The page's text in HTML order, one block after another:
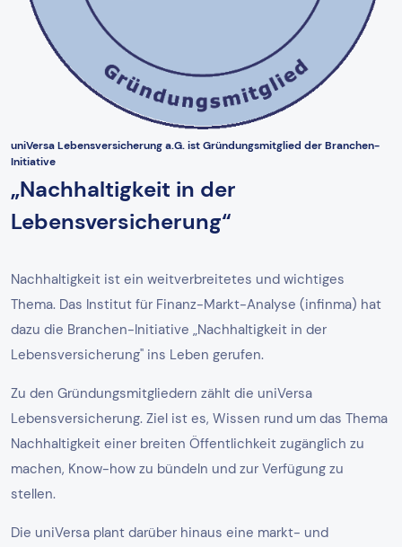
uniVersa Lebensversicherung a.G. ist Gründungsmitglied der Branchen-
Initiative
„Nachhaltigkeit in der
Lebensversicherung“
Nachhaltigkeit ist ein weitverbreitetes und wichtiges
Thema. Das Institut für Finanz-Markt-Analyse (infinma) hat
dazu die Branchen-Initiative „Nachhaltigkeit in der
Lebensversicherung" ins Leben gerufen.
Zu den Gründungsmitgliedern zählt die uniVersa
Lebensversicherung. Ziel ist es, Wissen rund um das Thema
Nachhaltigkeit einer breiten Öffentlichkeit zugänglich zu
machen, Know-how zu bündeln und zur Verfügung zu
stellen.
Die uniVersa plant darüber hinaus eine markt- und